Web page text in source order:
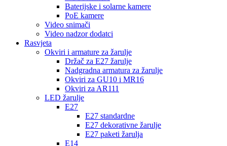
Baterijske i solarne kamere
PoE kamere
Video snimači
Video nadzor dodatci
Rasvjeta
Okviri i armature za žarulje
Držač za E27 žarulje
Nadgradna armatura za žarulje
Okviri za GU10 i MR16
Okviri za AR111
LED žarulje
E27
E27 standardne
E27 dekorativne žarulje
E27 paketi žarulja
E14